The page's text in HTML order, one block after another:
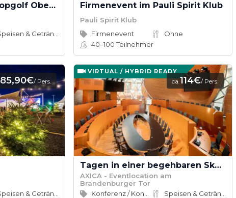
Teambuilding bei Topgolf Oberhausen Firmenevent im Pauli Spirit Klub
Pauli Spirit Klub
Firmenevent
Ohne
40–100Teilnehmer
85,90€/ Pers.
VIRTUAL / HYBRID READY
ca.114€/ Pers.
Tagen in einer begehbaren Skulptur
AXICA - Eventlocation am
Brandenburger Tor